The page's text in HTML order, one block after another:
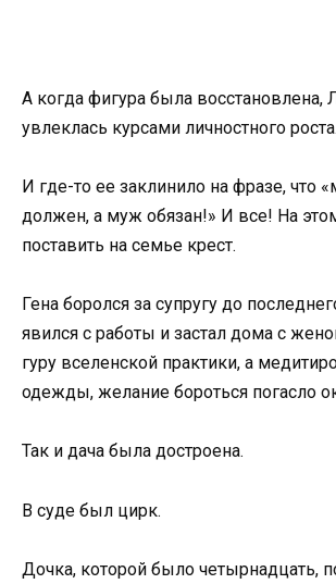
А когда фигура была восстановлена,
увлеклась курсами личностного роста.
И где-то ее заклинило на фразе, что
должен, а муж обязан!» И все! На
поставить на семье крест.
Гена боролся за супругу до
явился с работы и застал дома с
гуру вселенской практики, а
одежды, желание бороться погасло
Так и дача была достроена.
В суде был цирк.
Дочка, которой было четырнадцать,